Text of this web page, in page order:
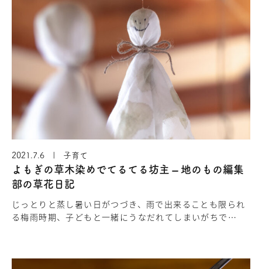
2021.7.6 | 子育て
よもぎの草木染めでてるてる坊主 – 地のもの編集
部の草花日記
じっとりと蒸し暑い日がつづき、雨で出来ることも限られ
る梅雨時期、子どもと一緒にうなだれてしまいがちで